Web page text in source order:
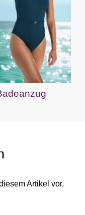
Artikel vor.